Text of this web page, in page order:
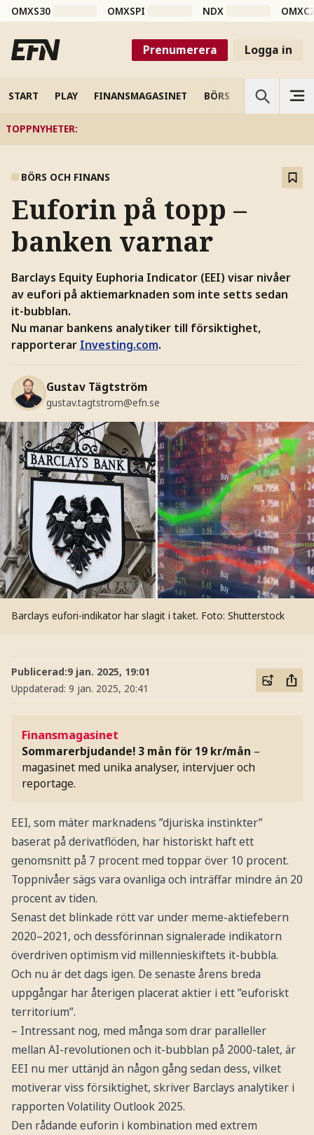
OMXS30 OMXSPI NDX
Prenumerera Logga in
START PLAY FINANSMAGASINET BÖRS VETENSKAP
TOPPNYHETER:
BÖRS OCH FINANS
Euforin på topp –
banken varnar
Barclays Equity Euphoria Indicator (EEI) visar nivåer
av eufori på aktiemarknaden som inte setts sedan
it-bubblan.
Nu manar bankens analytiker till försiktighet,
rapporterar Investing.com.
Gustav Tägtström
gustav.tagtstrom@efn.se
Barclays eufori-indikator har slagit i taket. Foto: Shutterstock
Publicerad:9 jan. 2025, 19:01
Uppdaterad: 9 jan. 2025, 20:41
Finansmagasinet
Sommarerbjudande! 3 mån för 19 kr/mån –
magasinet med unika analyser, intervjuer och
reportage.
EEI, som mäter marknadens ”djuriska instinkter”
baserat på derivatflöden, har historiskt haft ett
genomsnitt på 7 procent med toppar över 10 procent.
Toppnivåer sägs vara ovanliga och inträffar mindre än 20
procent av tiden.
Senast det blinkade rött var under meme-aktiefebern
2020–2021, och dessförinnan signalerade indikatorn
överdriven optimism vid millennieskiftets it-bubbla.
Och nu är det dags igen. De senaste årens breda
uppgångar har återigen placerat aktier i ett ”euforiskt
territorium”.
– Intressant nog, med många som drar paralleller
mellan AI-revolutionen och it-bubblan på 2000-talet, är
EEI nu mer uttänjd än någon gång sedan dess, vilket
motiverar viss försiktighet, skriver Barclays analytiker i
rapporten Volatility Outlook 2025.
Den rådande euforin i kombination med extrem